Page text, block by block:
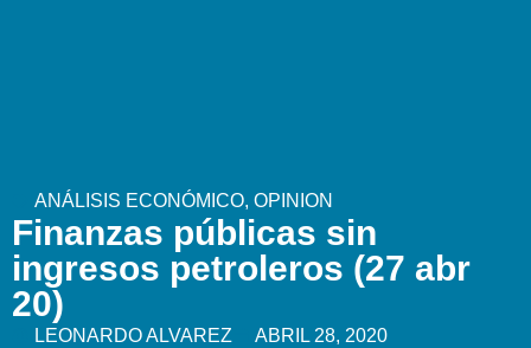
ANÁLISIS ECONÓMICO, OPINION
Finanzas públicas sin
ingresos petroleros (27 abr
20)
LEONARDO ALVAREZ ABRIL 28, 2020